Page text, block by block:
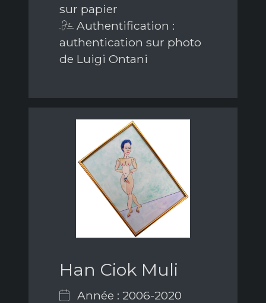
sur papier
Authentification :
authentication sur photo
de Luigi Ontani
Han Ciok Muli
Année : 2006-2020